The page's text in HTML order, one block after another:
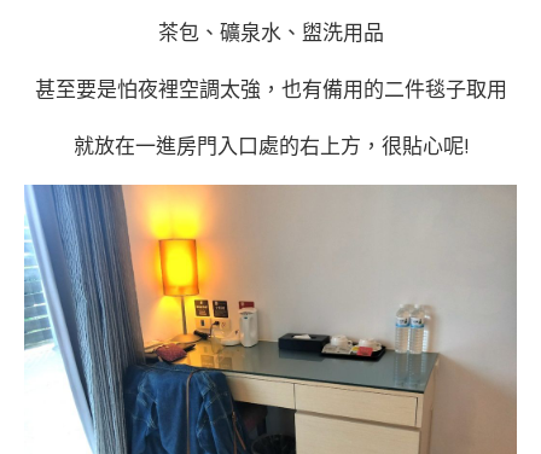
茶包、礦泉水、盥洗用品
甚至要是怕夜裡空調太強，也有備用的二件毯子取用
就放在一進房門入口處的右上方，很貼心呢!